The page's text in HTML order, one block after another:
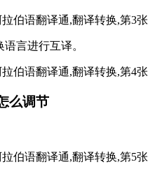
言进行互译。
么调节